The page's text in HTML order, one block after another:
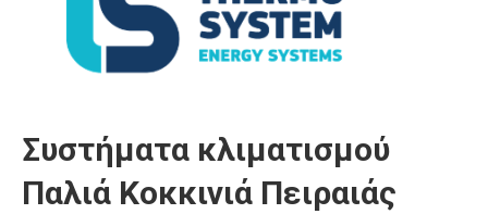
Συστήματα κλιματισμού
Παλιά Κοκκινιά Πειραιάς